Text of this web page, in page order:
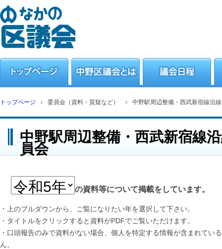
トップページ 委員会（資料・質疑など） 中野駅周辺整備・西武新宿線沿
中野駅周辺整備・西武新宿線
員会
の資料等について掲載をしています。
・上のプルダウンから、ご覧になりたい年を選択して下さい。
・タイトルをクリックすると資料がPDFでご覧いただけます。
・口頭報告のみで資料がない場合、個人を特定する情報が含まれてい
ん。